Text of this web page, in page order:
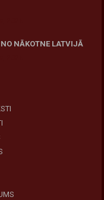
NĀKOTNE LATVIJĀ